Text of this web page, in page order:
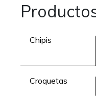
Chipis
Croquetas